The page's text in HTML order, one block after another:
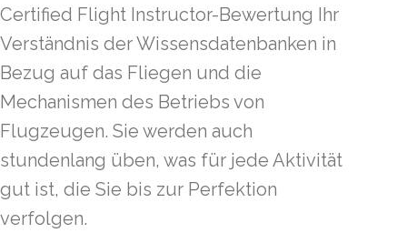
Certified Flight Instructor-Bewertung Ihr
Verständnis der Wissensdatenbanken in
Bezug auf das Fliegen und die
Mechanismen des Betriebs von
Flugzeugen. Sie werden auch
stundenlang üben, was für jede Aktivität
gut ist, die Sie bis zur Perfektion
verfolgen.